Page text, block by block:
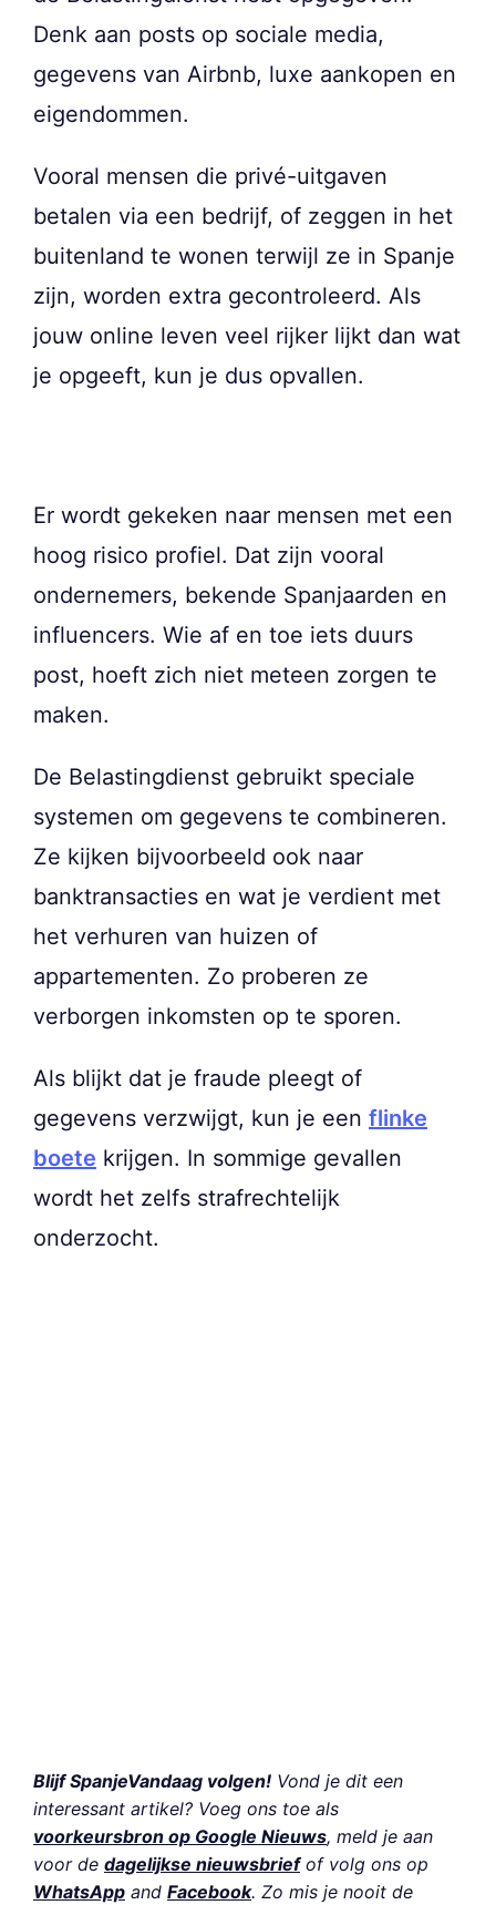
Denk aan posts op sociale media,
gegevens van Airbnb, luxe aankopen en
eigendommen.
Vooral mensen die privé-uitgaven
betalen via een bedrijf, of zeggen in het
buitenland te wonen terwijl ze in Spanje
zijn, worden extra gecontroleerd. Als
jouw online leven veel rijker lijkt dan wat
je opgeeft, kun je dus opvallen.
Er wordt gekeken naar mensen met een
hoog risico profiel. Dat zijn vooral
ondernemers, bekende Spanjaarden en
influencers. Wie af en toe iets duurs
post, hoeft zich niet meteen zorgen te
maken.
De Belastingdienst gebruikt speciale
systemen om gegevens te combineren.
Ze kijken bijvoorbeeld ook naar
banktransacties en wat je verdient met
het verhuren van huizen of
appartementen. Zo proberen ze
verborgen inkomsten op te sporen.
Als blijkt dat je fraude pleegt of
gegevens verzwijgt, kun je een flinke
boete krijgen. In sommige gevallen
wordt het zelfs strafrechtelijk
onderzocht.
Blijf SpanjeVandaag volgen! Vond je dit een
interessant artikel? Voeg ons toe als
voorkeursbron op Google Nieuws, meld je aan
voor de dagelijkse nieuwsbriefof volg ons op
WhatsApp and Facebook. Zo mis je nooit de